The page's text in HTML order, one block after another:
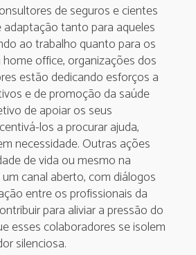
de seguros e cientes
adaptação tanto para aqueles
ao trabalho quanto para os
office, organizações dos
estão dedicando esforços a
e de promoção da saúde
de apoiar os seus
los a procurar ajuda,
necessidade. Outras ações
de vida ou mesmo na
canal aberto, com diálogos
entre os profissionais da
para aliviar a pressão do
esses colaboradores se isolem
silenciosa.